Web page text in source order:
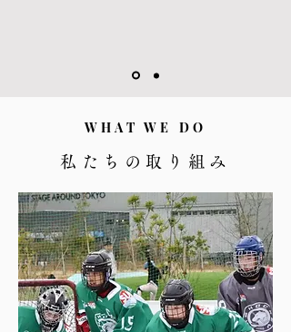
WHAT WE DO
私たちの取り組み